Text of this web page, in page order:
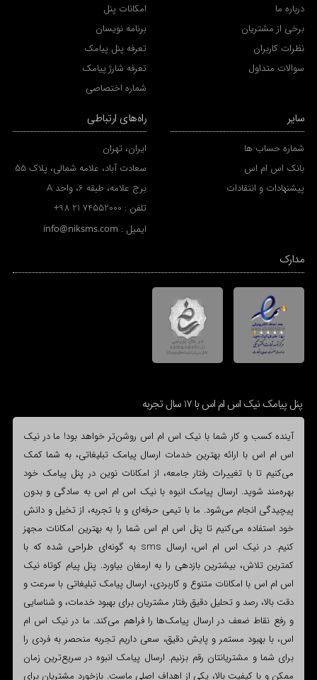
درباره ما
برخی از مشتریان
نظرات کاربران
سوالات متداول
امکانات پنل
برنامه نویسان
تعرفه پنل پیامک
تعرفه شارژ پیامک
شماره اختصاصی
سایر
شماره حساب ها
بانک اس ام اس
پیشنهادات و انتقادات
راه‌های ارتباطی
ایران، تهران
سعادت آباد، علامه شمالی، پلاک 55
برج علامه، طبقه 6، واحد A
تلفن : +98 21 74552000
ایمیل : info@niksms.com
مدارک
پنل پیامک نیک اس ام اس با 17 سال تجربه
آینده کسب و کار شما با نیک اس ام اس روشن‌تر خواهد بود! ما در نیک
اس ام اس با ارائه بهترین خدمات ارسال پیامک تبلیغاتی، به شما کمک
می‌کنیم تا با تغییرات رفتار جامعه، از امکانات نوین در پنل پیامک خود
بهره‌مند شوید. ارسال پیامک انبوه با نیک اس ام اس به سادگی و بدون
پیچیدگی انجام می‌شود. ما با تیمی حرفه‌ای و با تجربه، از تخیل و دانش
خود استفاده می‌کنیم تا پنل اس ام اس شما را به بهترین امکانات مجهز
کنیم. در نیک اس ام اس، ارسال sms به گونه‌ای طراحی شده که با
کمترین تلاش، بیشترین بازدهی را به ارمغان بیاورد. پنل پیام کوتاه نیک
اس ام اس با امکانات متنوع و کاربردی، ارسال پیامک تبلیغاتی با سرعت و
دقت بالا، رصد و تحلیل دقیق رفتار مشتریان برای بهبود خدمات، و شناسایی
و رفع نقاط ضعف در ارسال پیامک‌ها را فراهم می‌کند. ما در نیک اس ام
اس، با بهبود مستمر و پایش دقیق، سعی داریم تجربه منحصر به فردی را
برای شما و مشتریانتان رقم بزنیم. ارسال پیامک انبوه در سریع‌ترین زمان
ممکن و با کیفیت بالا، یکی از اهداف اصلی ماست. بازخورد مشتریان برای